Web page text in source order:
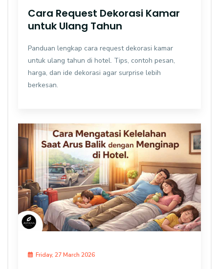
Cara Request Dekorasi Kamar
untuk Ulang Tahun
Panduan lengkap cara request dekorasi kamar
untuk ulang tahun di hotel. Tips, contoh pesan,
harga, dan ide dekorasi agar surprise lebih
berkesan.
Friday, 27 March 2026